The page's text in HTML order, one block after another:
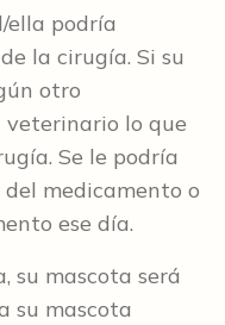
ella podría
la cirugía. Si su
otro
veterinario lo que
Se le podría
medicamento o
ese día.
su mascota será
su mascota